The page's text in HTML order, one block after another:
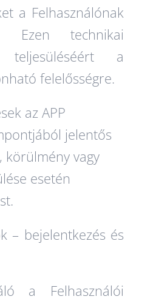
a Felhasználónak
Ezen technikai
a
felelősségre.
az APP
jelentős
körülmény vagy
esetén
– bejelentkezés és
a Felhasználói